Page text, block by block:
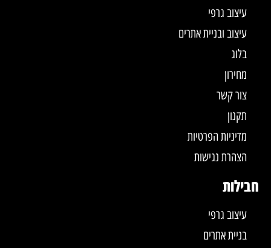
עיצוב גרפי
עיצוב ובניית אתרים
בלוג
מחירון
צור קשר
תקנון
מדיניות הפרטיות
הצהרת נגישות
חבילות
עיצוב גרפי
בניית אתרים